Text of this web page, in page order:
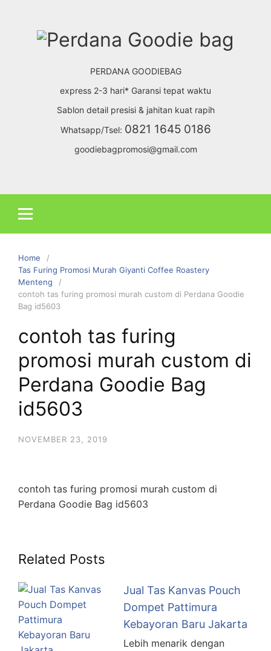
PERDANA GOODIEBAG
express 2-3 hari* Garansi tepat waktu
Sablon detail presisi & jahitan kuat rapih
Whatsapp/Tsel: 0821 1645 0186
goodiebagpromosi@gmail.com
Home
Tas Furing Promosi Murah Giyanti Coffee Roastery
Menteng
contoh tas furing promosi murah custom di Perdana Goodie
Bag id5603
contoh tas furing
promosi murah custom di
Perdana Goodie Bag
id5603
NOVEMBER 23, 2019
contoh tas furing promosi murah custom di
Perdana Goodie Bag id5603
Related Posts
Jual Tas Kanvas Pouch
Dompet Pattimura
Kebayoran Baru Jakarta
Lebih menarik dengan